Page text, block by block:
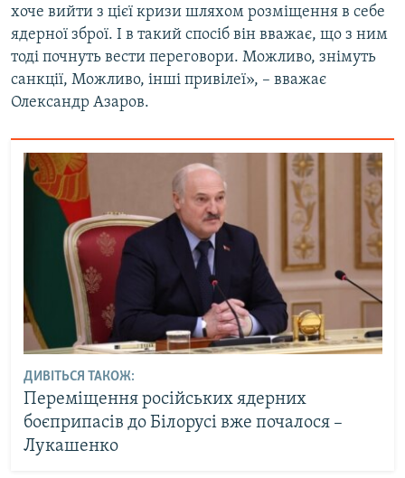
хоче вийти з цієї кризи шляхом розміщення в себе
ядерної зброї. І в такий спосіб він вважає, що з ним
тоді почнуть вести переговори. Можливо, знімуть
санкції, Можливо, інші привілеї», – вважає
Олександр Азаров.
ДИВІТЬСЯ ТАКОЖ:
Переміщення російських ядерних
боєприпасів до Білорусі вже почалося –
Лукашенко